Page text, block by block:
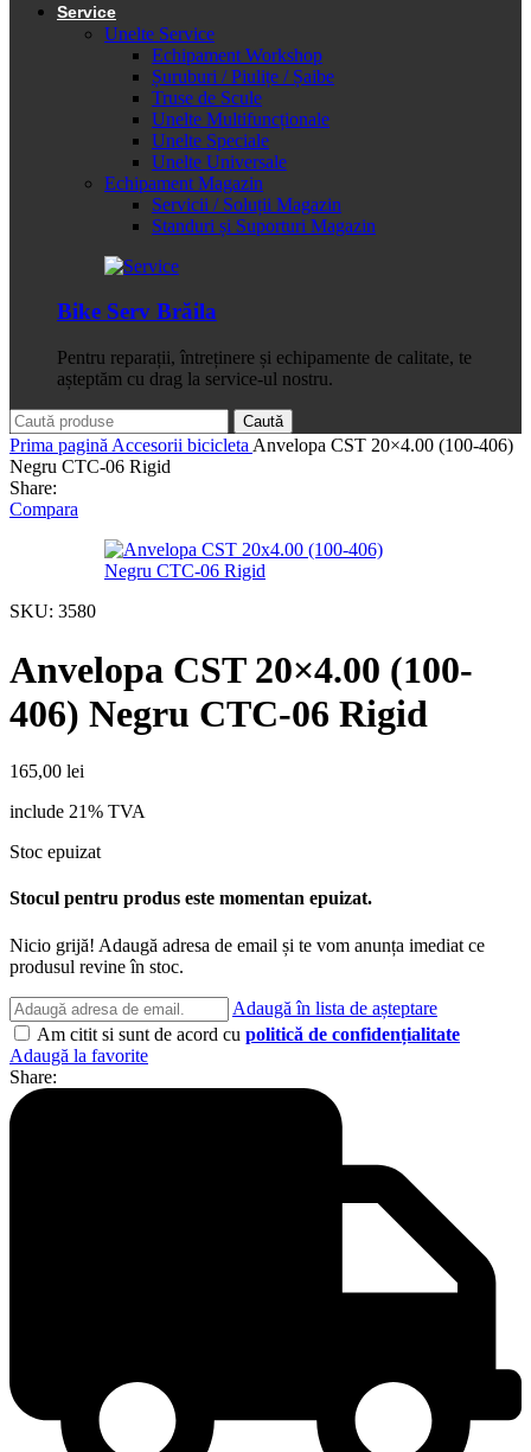
Service
Unelte Service
Echipament Workshop
Șuruburi / Piulițe / Șaibe
Truse de Scule
Unelte Multifuncționale
Unelte Speciale
Unelte Universale
Echipament Magazin
Servicii / Soluții Magazin
Standuri și Suporturi Magazin
Bike Serv Brăila
Pentru reparații, întreținere și echipamente de calitate, te
așteptăm cu drag la service-ul nostru.
Caută
Prima pagină Accesorii bicicleta Anvelopa CST 20×4.00 (100-406)
Negru CTC-06 Rigid
Share:
Compara
SKU: 3580
Anvelopa CST 20×4.00 (100-
406) Negru CTC-06 Rigid
165,00 lei
include 21% TVA
Stoc epuizat
Stocul pentru produs este momentan epuizat.
Nicio grijă! Adaugă adresa de email și te vom anunța imediat ce
produsul revine în stoc.
Adaugă în lista de așteptare
Am citit si sunt de acord cu politică de confidențialitate
Adaugă la favorite
Share: